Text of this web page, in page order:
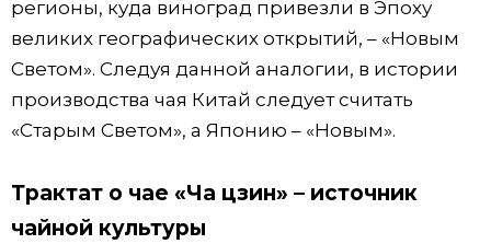
регионы, куда виноград привезли в Эпоху
великих географических открытий, – «Новым
Светом». Следуя данной аналогии, в истории
производства чая Китай следует считать
«Старым Светом», а Японию – «Новым».
Трактат о чае «Ча цзин» – источник
чайной культуры